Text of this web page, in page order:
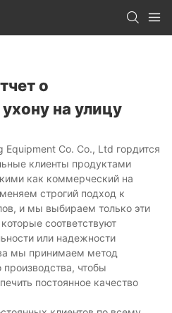
о
на улицу
Equipment Co. Co., Ltd гордится
клиенты продуктами
как коммерческий на
строгий подход к
и мы выбираем только эти
соответствуют
или надежности
мы принимаем метод
чтобы
постоянное качество